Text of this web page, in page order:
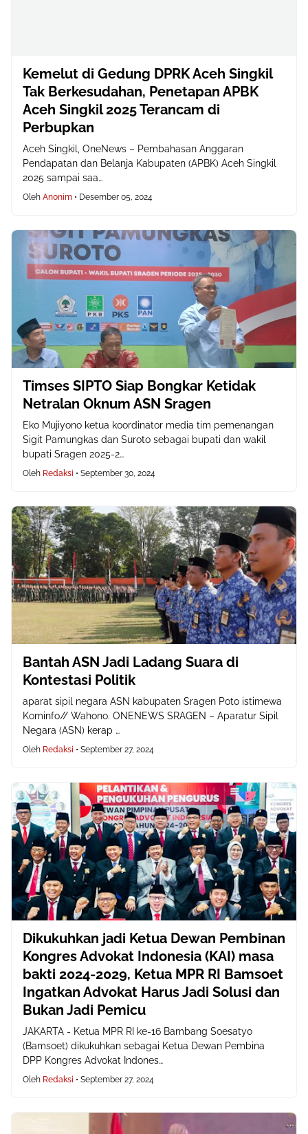
Kemelut di Gedung DPRK Aceh Singkil
Tak Berkesudahan, Penetapan APBK
Aceh Singkil 2025 Terancam di
Perbupkan
Aceh Singkil, OneNews – Pembahasan Anggaran
Pendapatan dan Belanja Kabupaten (APBK) Aceh Singkil
2025 sampai saa…
Oleh Anonim • Desember 05, 2024
Timses SIPTO Siap Bongkar Ketidak
Netralan Oknum ASN Sragen
Eko Mujiyono ketua koordinator media tim pemenangan
Sigit Pamungkas dan Suroto sebagai bupati dan wakil
bupati Sragen 2025-2…
Oleh Redaksi • September 30, 2024
Bantah ASN Jadi Ladang Suara di
Kontestasi Politik
aparat sipil negara ASN kabupaten Sragen Poto istimewa
Kominfo// Wahono. ONENEWS SRAGEN – Aparatur Sipil
Negara (ASN) kerap …
Oleh Redaksi • September 27, 2024
Dikukuhkan jadi Ketua Dewan Pembinan
Kongres Advokat Indonesia (KAI) masa
bakti 2024-2029, Ketua MPR RI Bamsoet
Ingatkan Advokat Harus Jadi Solusi dan
Bukan Jadi Pemicu
JAKARTA - Ketua MPR RI ke-16 Bambang Soesatyo
(Bamsoet) dikukuhkan sebagai Ketua Dewan Pembina
DPP Kongres Advokat Indones…
Oleh Redaksi • September 27, 2024